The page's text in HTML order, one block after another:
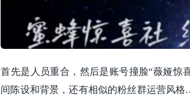
首先是人员重合，然后是账号撞脸“薇娅惊
间陈设和背景，还有相似的粉丝群运营风